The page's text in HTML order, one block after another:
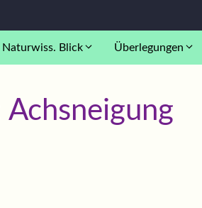
Naturwiss. Blick Überlegungen
Achsneigung